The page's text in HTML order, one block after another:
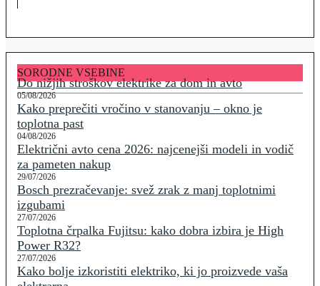
SORODNE VSEBINE
Do nižjih stroškov elektrike za dom in avto
05/08/2026
Kako preprečiti vročino v stanovanju – okno je
toplotna past
04/08/2026
Električni avto cena 2026: najcenejši modeli in vodič
za pameten nakup
29/07/2026
Bosch prezračevanje: svež zrak z manj toplotnimi
izgubami
27/07/2026
Toplotna črpalka Fujitsu: kako dobra izbira je High
Power R32?
27/07/2026
Kako bolje izkoristiti elektriko, ki jo proizvede vaša